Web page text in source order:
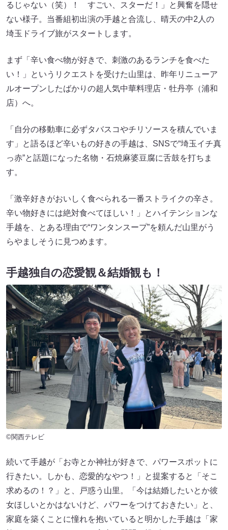
るじゃない（笑）！ すごい、スターだ！」と興奮を隠せ
ない様子。当番組初出演の手越と合流し、晴天の中2人の
埼玉ドライブ旅がスタートします。
まず「辛い食べ物が好きで、刺激のあるランチを食べた
い！」というリクエストを受けた山里は、昨年リニューア
ルオープンしたばかりの超人気中華料理店・牡丹亭（浦和
店）へ。
「自分の移動車に必ずタバスコやチリソースを積んでいま
す」と語るほど辛いもの好きの手越は、SNSで“埼玉イチ真
っ赤”と話題になった名物・石焼麻婆豆腐に舌鼓を打ちま
す。
「激辛好きがおいしく食べられる一番ストライクの辛さ。
辛い物好きには絶対食べてほしい！」とハイテンションな
手越を、とある理由で“ワンタンスープ”を頼んだ山里がう
らやましそうに見つめます。
手越独自の恋愛観＆結婚観も！
©関西テレビ
続いて手越が「お寺とか神社が好きで、パワースポットに
行きたい。しかも、恋愛的なやつ！」と提案すると「そこ
求めるの！？」と、戸惑う山里。「今は結婚したいとか彼
女ほしいとかはないけど、パワーをつけておきたい」と、
家庭を築くことに憧れを抱いていると明かした手越は「家